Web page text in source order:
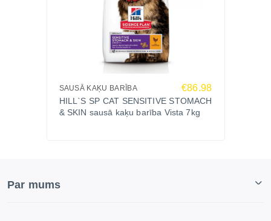
SAUSĀ KAĶU BARĪBA €86.98
HILL`S SP CAT SENSITIVE STOMACH
& SKIN sausā kaķu barība Vista 7kg
Par mums